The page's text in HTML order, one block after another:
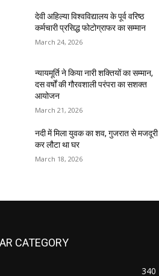
देवी अहिल्या विश्वविद्यालय के पूर्व वरिष्ठ
कर्मचारी प्रसिद्ध फोटोग्राफर का सम्मान
March 24, 2026
न्यायमूर्ति ने किया नारी शक्तियों का सम्मान,
दस वर्षों की गौरवशाली परंपरा का सशक्त
आयोजन
March 21, 2026
नदी में मिला युवक का शव, गुजरात से मजदूरी
कर लौटा था घर
March 18, 2026
CATEGORY
340